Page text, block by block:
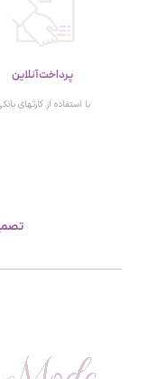
پرداخت آنلاین
با استفاده از کارتهای